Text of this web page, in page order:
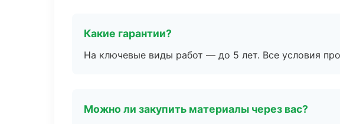
Какие гарантии?
На ключевые виды работ — до 5 лет. Все условия
Можно ли закупить материалы через вас?